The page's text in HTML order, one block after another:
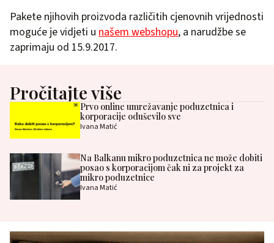
Pakete njihovih proizvoda različitih cjenovnih vrijednosti
moguće je vidjeti u našem webshopu, a narudžbe se
zaprimaju od 15.9.2017.
Pročitajte više
Prvo online umrežavanje poduzetnica i
korporacije oduševilo sve
Ivana Matić
Na Balkanu mikro poduzetnica ne može dobiti
posao s korporacijom čak ni za projekt za
mikro poduzetnice
Ivana Matić